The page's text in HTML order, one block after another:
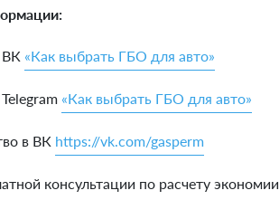
ВК «Как выбрать ГБО для авто»
«Как выбрать ГБО для авто»
в ВК https://vk.com/gasperm
консультации по расчету экономии